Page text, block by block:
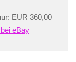
EUR 360,00
eBay